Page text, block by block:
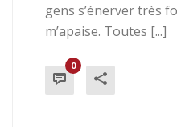
gens s’énerver très
m’apaise. Toutes [...]
0